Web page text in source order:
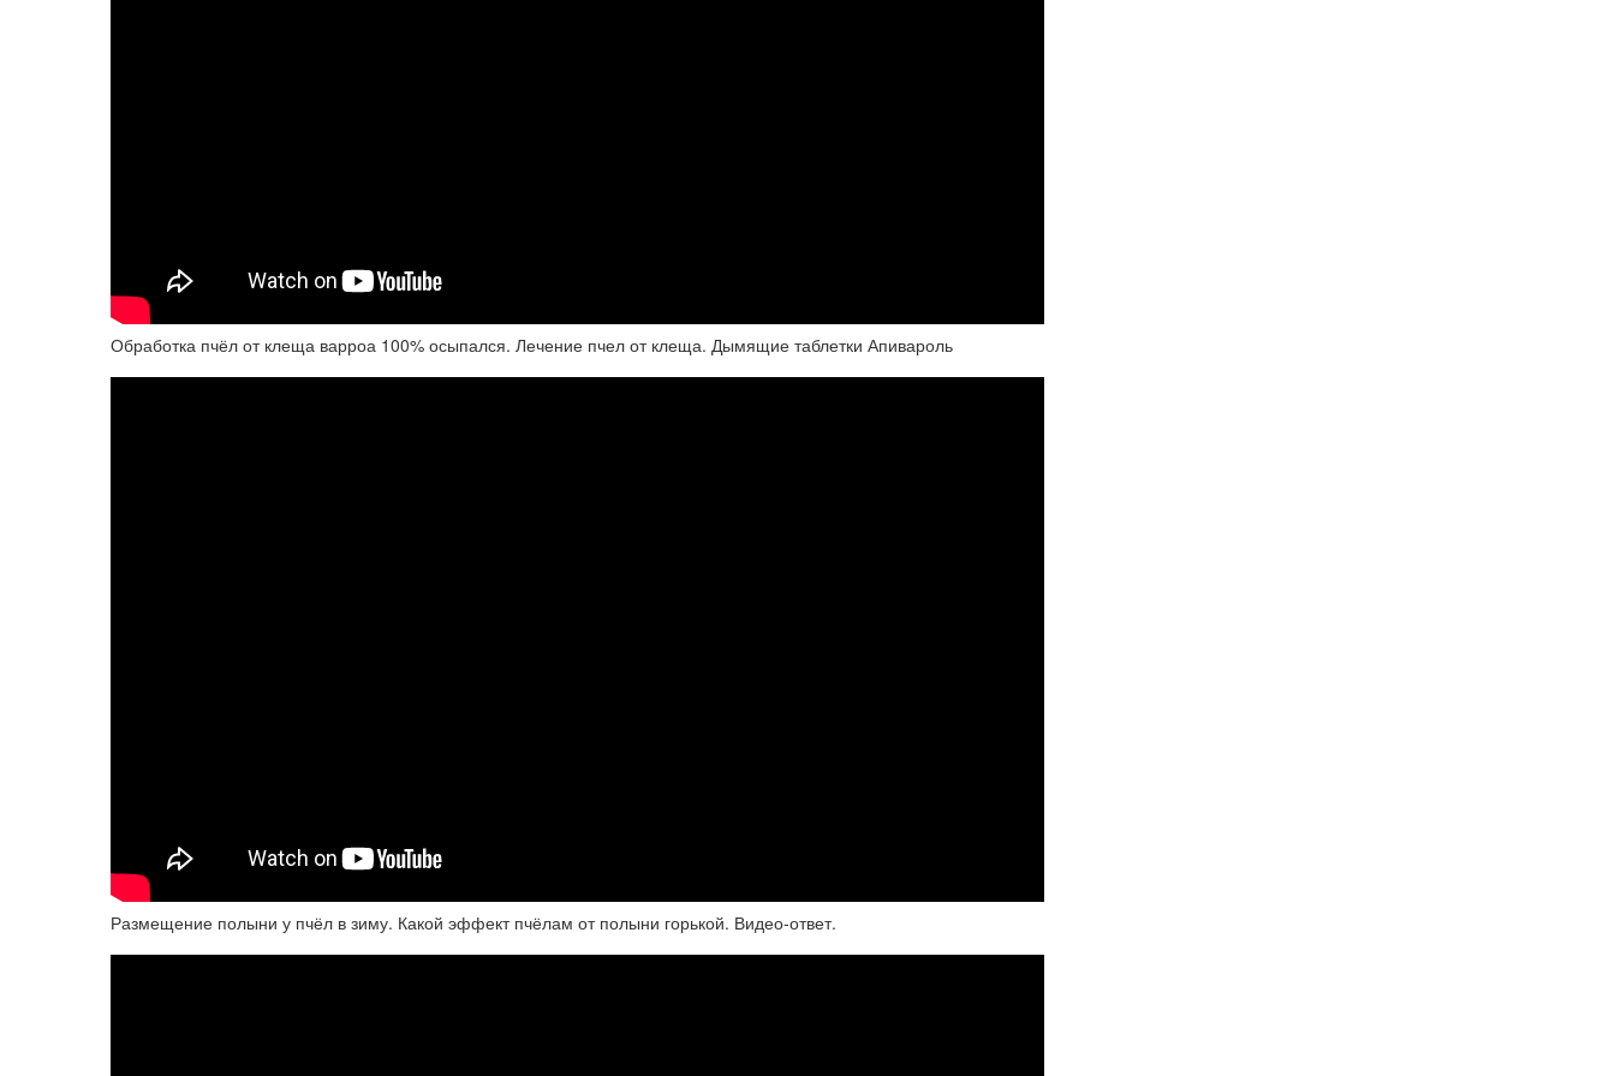
Обработка пчёл от клеща варроа 100% осыпался. Лечение пчел от клеща. Дымящие таблетки Апивароль
Размещение полыни у пчёл в зиму. Какой эффект пчёлам от полыни горькой. Видео-ответ.